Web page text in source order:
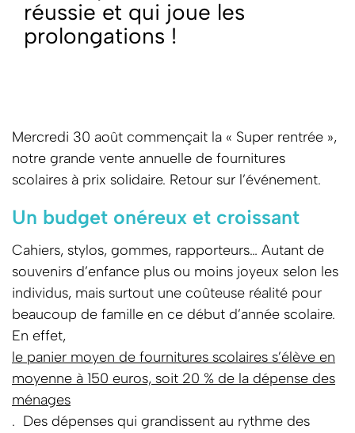
réussie et qui joue les
prolongations !
Mercredi 30 août commençait la « Super rentrée »,
notre grande vente annuelle de fournitures
scolaires à prix solidaire. Retour sur l’événement.
Un budget onéreux et croissant
Cahiers, stylos, gommes, rapporteurs… Autant de
souvenirs d’enfance plus ou moins joyeux selon les
individus, mais surtout une coûteuse réalité pour
beaucoup de famille en ce début d’année scolaire.
En effet,
le panier moyen de fournitures scolaires s’élève en
moyenne à 150 euros, soit 20 % de la dépense des
ménages
. Des dépenses qui grandissent au rythme des